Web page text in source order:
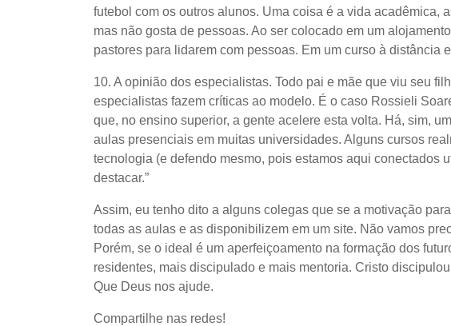
futebol com os outros alunos. Uma coisa é a vida acadêmica,
mas não gosta de pessoas. Ao ser colocado em um
pastores para lidarem com pessoas. Em um curso à distância
10. A opinião dos especialistas. Todo pai e mãe que viu seu
especialistas fazem críticas ao modelo. É o caso Rossieli
que, no ensino superior, a gente acelere esta volta. Há, sim,
aulas presenciais em muitas universidades. Alguns cursos
tecnologia (e defendo mesmo, pois estamos aqui conectados
destacar.”
Assim, eu tenho dito a alguns colegas que se a motivação
todas as aulas e as disponibilizem em um site. Não vamos
Porém, se o ideal é um aperfeiçoamento na formação dos
residentes, mais discipulado e mais mentoria. Cristo
Que Deus nos ajude.
Compartilhe nas redes!